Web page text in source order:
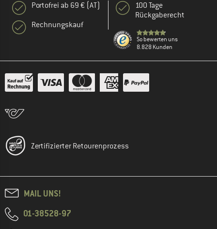
Portofrei ab 69 € (AT)
Rechnungskauf
100 Tage
Rückgaberecht
So bewerten uns
8.828 Kunden
Zertifizierter Retourenprozess
MAIL UNS!
01-38528-97